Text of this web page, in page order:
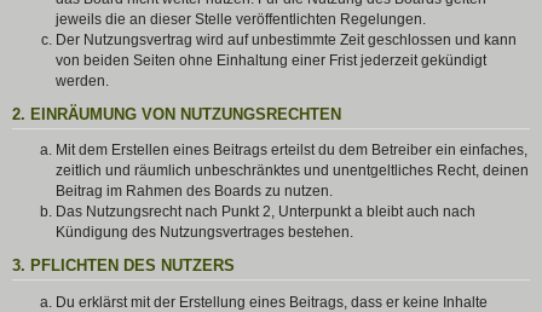
jeweils die an dieser Stelle veröffentlichten Regelungen.
Der Nutzungsvertrag wird auf unbestimmte Zeit geschlossen und kann
von beiden Seiten ohne Einhaltung einer Frist jederzeit gekündigt
werden.
2. EINRÄUMUNG VON NUTZUNGSRECHTEN
Mit dem Erstellen eines Beitrags erteilst du dem Betreiber ein einfaches,
zeitlich und räumlich unbeschränktes und unentgeltliches Recht, deinen
Beitrag im Rahmen des Boards zu nutzen.
Das Nutzungsrecht nach Punkt 2, Unterpunkt a bleibt auch nach
Kündigung des Nutzungsvertrages bestehen.
3. PFLICHTEN DES NUTZERS
Du erklärst mit der Erstellung eines Beitrags, dass er keine Inhalte